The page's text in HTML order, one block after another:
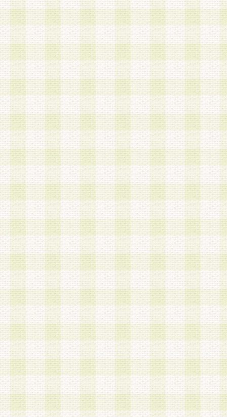
a.本サービスの実施または運営
b.本サービスに係る謝礼、景品、調査サンプル品
c.会員からの電話、メール等の問い合わせなどへ
d.その他これらに付随する業務
2.当社は、会員個人を識別することのできる情報
会員情報を本人の承諾なく第三者に開示すること
人を識別できる情報について第三者に開示または
社は事前に会員本人の同意を得るものとします。
3.前項の定めに拘わらず、当社は、以下の目的に
意を 得ることなく、会員個人を識別できる情報
づき選定した委託業者に対して当社の責任におい
できるものとします。な お、当社は、当該委託
契約を締結しこれを遵守させるとともに、本規約
の注意をもって当該情報を使用させるものとし ま
a.本サービスに係る謝礼、景品、調査サンプル品
b.会員からの電話、メール等の問い合わせなどへ
c.モバイルリサーチ、またはグループ形式による
実施もしくは運営
d.その他これらに付随する業務
4.会員は、住所、電話番号その他の登録情報につ
合は、速やかに当社所定の変更手続きを行うもの
5.当社は、必要と認めた場合、会員に対して、電
手段により登録情報の対象者が会員登録者本人で
の内容が正確であること、アンケートの回答内容
うことができるものとます。
6.会員は、会員登録後当社が定期的に行う登録情
して、当社指定の期間内に更新手続きを行うもの
該期間内に更新手続きを行わない場合、その時点
発行したポイントは失効されるものとします。